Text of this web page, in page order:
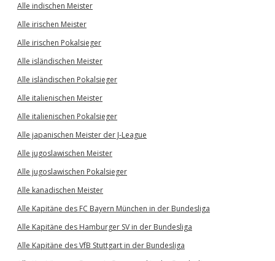
Alle indischen Meister
Alle irischen Meister
Alle irischen Pokalsieger
Alle isländischen Meister
Alle isländischen Pokalsieger
Alle italienischen Meister
Alle italienischen Pokalsieger
Alle japanischen Meister der J-League
Alle jugoslawischen Meister
Alle jugoslawischen Pokalsieger
Alle kanadischen Meister
Alle Kapitäne des FC Bayern München in der Bundesliga
Alle Kapitäne des Hamburger SV in der Bundesliga
Alle Kapitäne des VfB Stuttgart in der Bundesliga